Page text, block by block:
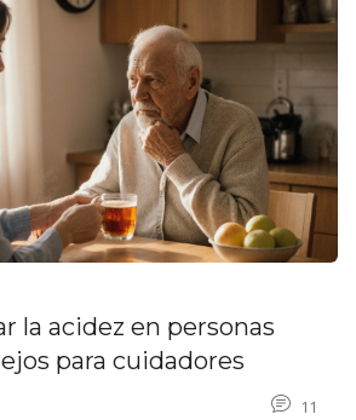
la acidez en personas
para cuidadores
11